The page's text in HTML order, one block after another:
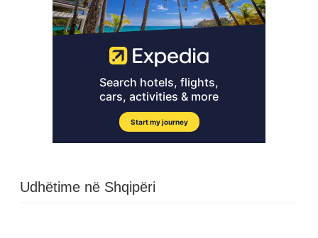
Udhëtime në Shqipëri